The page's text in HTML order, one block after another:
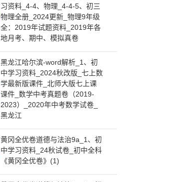
习资料_4-4、物理_4-4-5、初三
物理全册_2024更新_物理9年级
全：2019年试题资料_2019年各
地月考、期中、模拟真卷
黑龙江哈尔滨-word解析_1、初
中学习资料_2024秋改版_七上数
学最新版课件_北师大版七上课
课件_数学中考真题卷（2019-
2023）_2020年中考数学试卷_
黑龙江
黄冈全优卷道德与法治9a_1、初
中学习资料_24秋试卷_初中全科
《黄冈全优卷》(1)